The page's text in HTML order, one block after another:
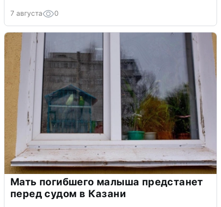
7 августа 0
Мать погибшего малыша предстанет
перед судом в Казани